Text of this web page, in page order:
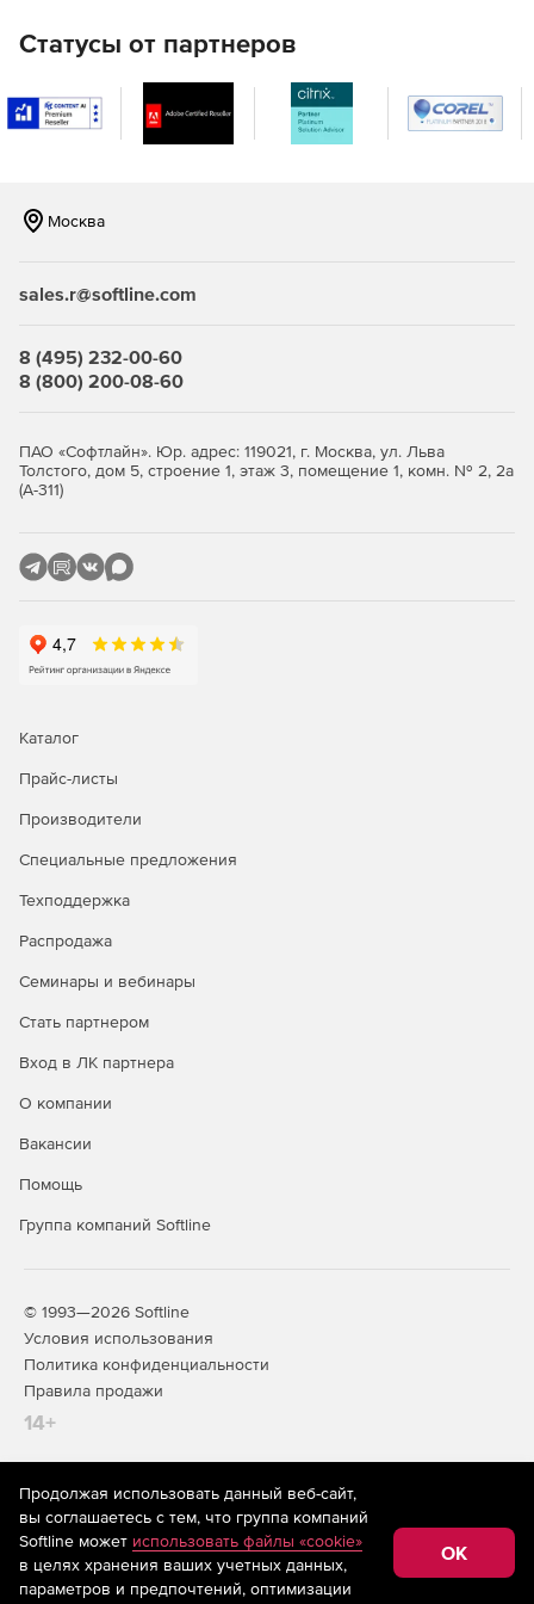
среды с открытым исходным кодом (Linux) в нашем
Статусы от партнеров
Москва
sales.r@softline.com
8 (495) 232-00-60
8 (800) 200-08-60
ПАО «Софтлайн». Юр. адрес: 119021, г. Москва, ул. Льва
Толстого, дом 5, строение 1, этаж 3, помещение 1, комн. № 2, 2а
(А-311)
Каталог
Прайс-листы
Производители
Специальные предложения
Техподдержка
Распродажа
Семинары и вебинары
Стать партнером
Вход в ЛК партнера
О компании
Вакансии
Помощь
Группа компаний Softline
© 1993—2026 Softline
Условия использования
Политика конфиденциальности
Правила продажи
14+
На информационном ресурсе store.softline.ru применяются
рекомендательные технологии(информационные технологии
предоставления информации на основе сбора,
систематизации и анализа сведений, относящихся к
предпочтениям пользователей сети «Интернет»,
Продолжая использовать данный веб-сайт,
вы соглашаетесь с тем, что группа компаний
Softline может использовать файлы «cookie»
в целях хранения ваших учетных данных,
параметров и предпочтений, оптимизации
OK